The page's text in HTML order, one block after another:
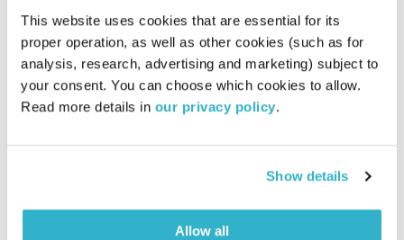
This website uses cookies that are essential for its
proper operation, as well as other cookies (such as for
analysis, research, advertising and marketing) subject to
your consent. You can choose which cookies to allow.
Read more details in our privacy policy.
Show details
Allow all
כל יום מחדש – 18.1.26
כל יום מחדש
אמיר פרי
18.01.26
00:59:49
אודיו